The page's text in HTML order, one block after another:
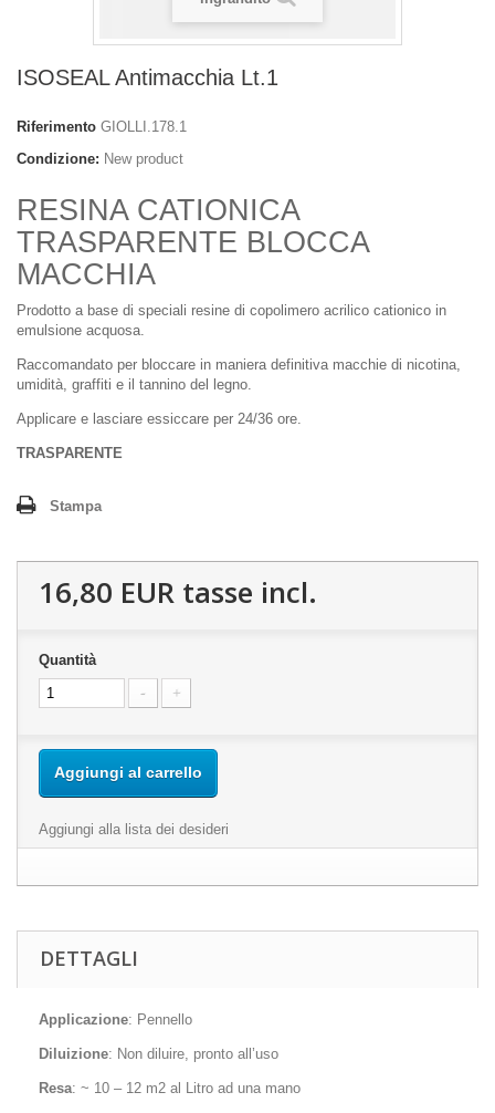
ISOSEAL Antimacchia Lt.1
Riferimento GIOLLI.178.1
Condizione: New product
RESINA CATIONICA
TRASPARENTE BLOCCA
MACCHIA
Prodotto a base di speciali resine di copolimero acrilico cationico in
emulsione acquosa.
Raccomandato per bloccare in maniera definitiva macchie di nicotina,
umidità, graffiti e il tannino del legno.
Applicare e lasciare essiccare per 24/36 ore.
TRASPARENTE
Stampa
16,80 EUR tasse incl.
Quantità
Aggiungi al carrello
Aggiungi alla lista dei desideri
DETTAGLI
Applicazione: Pennello
Diluizione: Non diluire, pronto all’uso
Resa: ~ 10 – 12 m2 al Litro ad una mano